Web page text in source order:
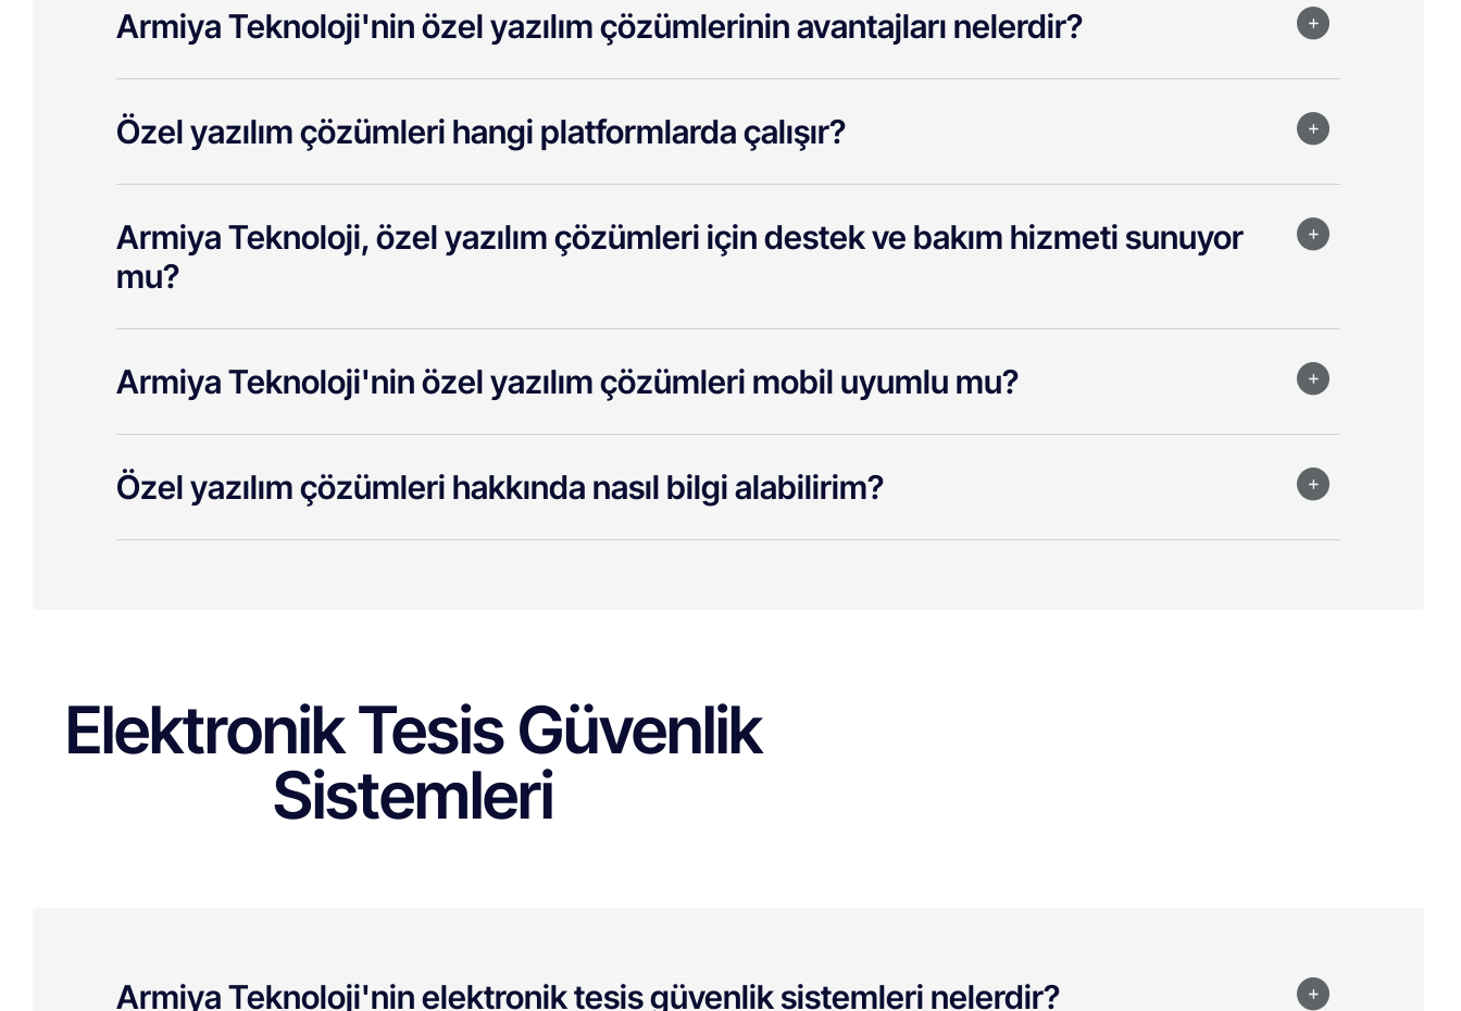
Armiya Teknoloji'nin özel yazılım çözümlerinin avantajları nelerdir?
Özel yazılım çözümleri hangi platformlarda çalışır?
Armiya Teknoloji, özel yazılım çözümleri için destek ve bakım hizmeti sunuyor
mu?
Armiya Teknoloji'nin özel yazılım çözümleri mobil uyumlu mu?
Özel yazılım çözümleri hakkında nasıl bilgi alabilirim?
Elektronik Tesis Güvenlik
Sistemleri
Armiya Teknoloji'nin elektronik tesis güvenlik sistemleri nelerdir?